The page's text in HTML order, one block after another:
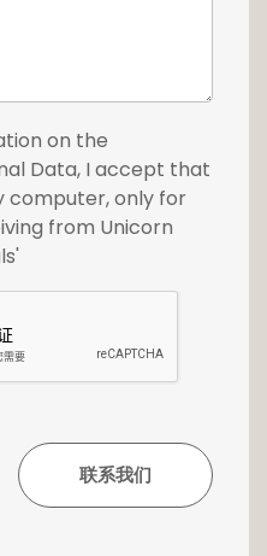
on the
Data, I accept that
computer, only for
from Unicorn